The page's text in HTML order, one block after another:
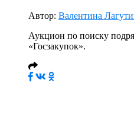
Автор: Валентина
Аукцион по поиску
«Госзакупок».